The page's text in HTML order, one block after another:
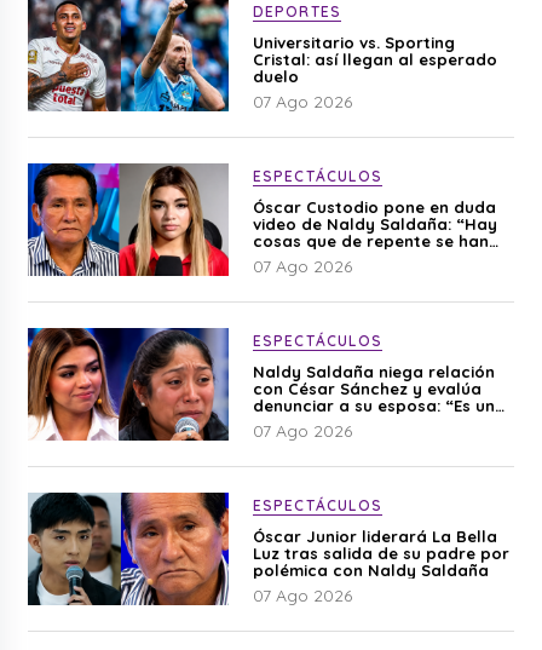
DEPORTES
Universitario vs. Sporting
Cristal: así llegan al esperado
duelo
07 Ago 2026
ESPECTÁCULOS
Óscar Custodio pone en duda
video de Naldy Saldaña: “Hay
cosas que de repente se han
editado”
07 Ago 2026
ESPECTÁCULOS
Naldy Saldaña niega relación
con César Sánchez y evalúa
denunciar a su esposa: “Es una
difamación”
07 Ago 2026
ESPECTÁCULOS
Óscar Junior liderará La Bella
Luz tras salida de su padre por
polémica con Naldy Saldaña
07 Ago 2026